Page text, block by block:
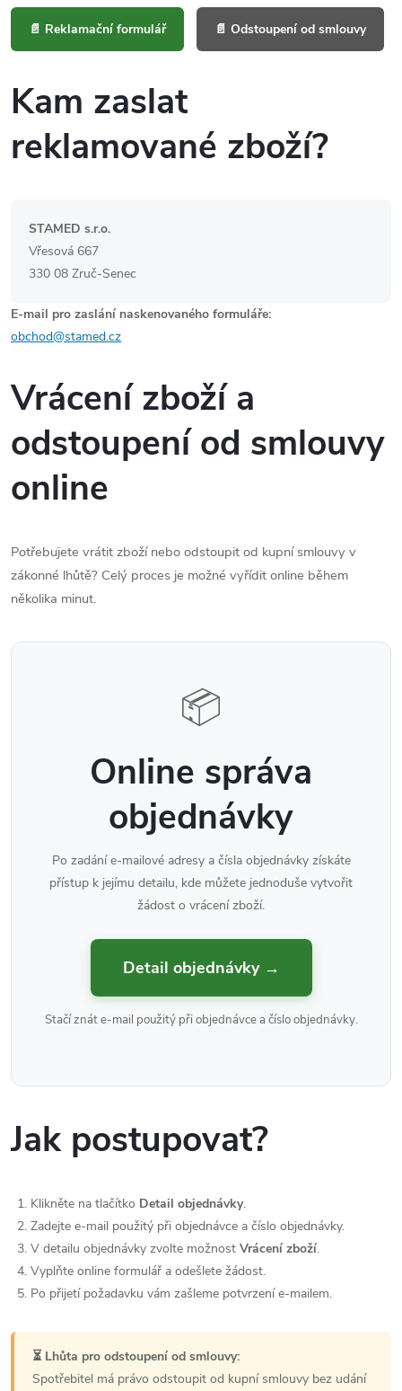
📄 Reklamační formulář 📄 Odstoupení od smlouvy
Kam zaslat
reklamované zboží?
STAMED s.r.o.
Vřesová 667
330 08 Zruč-Senec
E-mail pro zaslání naskenovaného formuláře:
obchod@stamed.cz
Vrácení zboží a
odstoupení od smlouvy
online
Potřebujete vrátit zboží nebo odstoupit od kupní smlouvy v
zákonné lhůtě? Celý proces je možné vyřídit online během
několika minut.
📦
Online správa
objednávky
Po zadání e-mailové adresy a čísla objednávky získáte
přístup k jejímu detailu, kde můžete jednoduše vytvořit
žádost o vrácení zboží.
Detail objednávky →
Stačí znát e-mail použitý při objednávce a číslo objednávky.
Jak postupovat?
Klikněte na tlačítko Detail objednávky.
Zadejte e-mail použitý při objednávce a číslo objednávky.
V detailu objednávky zvolte možnost Vrácení zboží.
Vyplňte online formulář a odešlete žádost.
Po přijetí požadavku vám zašleme potvrzení e-mailem.
⏳ Lhůta pro odstoupení od smlouvy:
Spotřebitel má právo odstoupit od kupní smlouvy bez udání